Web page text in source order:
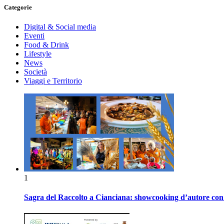
Categorie
Digital & Social media
Eventi
Food & Drink
Lifestyle
News
Società
Viaggi e Territorio
1
Sagra del Raccolto a Cianciana: showcooking d’autore